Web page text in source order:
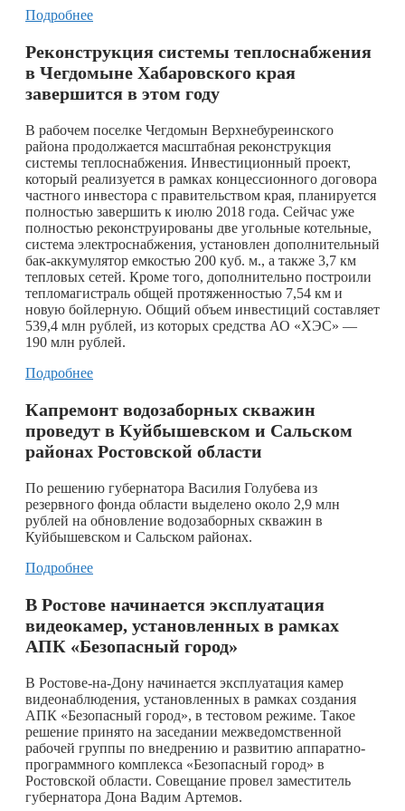
Подробнее
Реконструкция системы теплоснабжения
в Чегдомыне Хабаровского края
завершится в этом году
В рабочем поселке Чегдомын Верхнебуреинского
района продолжается масштабная реконструкция
системы теплоснабжения. Инвестиционный проект,
который реализуется в рамках концессионного договора
частного инвестора с правительством края, планируется
полностью завершить к июлю 2018 года. Сейчас уже
полностью реконструированы две угольные котельные,
система электроснабжения, установлен дополнительный
бак-аккумулятор емкостью 200 куб. м., а также 3,7 км
тепловых сетей. Кроме того, дополнительно построили
тепломагистраль общей протяженностью 7,54 км и
новую бойлерную. Общий объем инвестиций составляет
539,4 млн рублей, из которых средства АО «ХЭС» —
190 млн рублей.
Подробнее
Капремонт водозаборных скважин
проведут в Куйбышевском и Сальском
районах Ростовской области
По решению губернатора Василия Голубева из
резервного фонда области выделено около 2,9 млн
рублей на обновление водозаборных скважин в
Куйбышевском и Сальском районах.
Подробнее
В Ростове начинается эксплуатация
видеокамер, установленных в рамках
АПК «Безопасный город»
В Ростове-на-Дону начинается эксплуатация камер
видеонаблюдения, установленных в рамках создания
АПК «Безопасный город», в тестовом режиме. Такое
решение принято на заседании межведомственной
рабочей группы по внедрению и развитию аппаратно-
программного комплекса «Безопасный город» в
Ростовской области. Совещание провел заместитель
губернатора Дона Вадим Артемов.